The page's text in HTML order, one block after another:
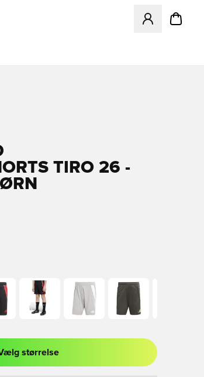
Åbner en
TIRO 26 -
eller tilmelde dig som medlem
størrelse